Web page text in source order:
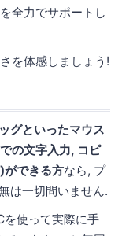
全力でサポートし
を体感しましょう!
グといったマウス
の文字入力, コピ
ができる方なら, プ
は一切問いません.
を使って実際に手